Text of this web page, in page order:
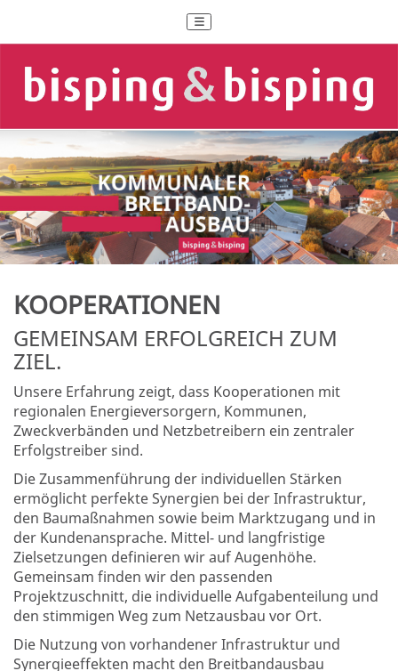
KOOPERATIONEN
GEMEINSAM ERFOLGREICH ZUM
ZIEL.
Unsere Erfahrung zeigt, dass Kooperationen mit
regionalen Energieversorgern, Kommunen,
Zweckverbänden und Netzbetreibern ein zentraler
Erfolgstreiber sind.
Die Zusammenführung der individuellen Stärken
ermöglicht perfekte Synergien bei der Infrastruktur,
den Baumaßnahmen sowie beim Marktzugang und in
der Kundenansprache. Mittel- und langfristige
Zielsetzungen definieren wir auf Augenhöhe.
Gemeinsam finden wir den passenden
Projektzuschnitt, die individuelle Aufgabenteilung und
den stimmigen Weg zum Netzausbau vor Ort.
Die Nutzung von vorhandener Infrastruktur und
Synergieeffekten macht den Breitbandausbau